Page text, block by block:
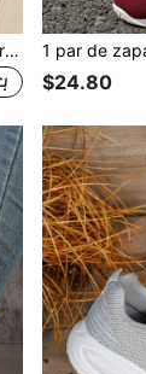
Zapatos tipo mocasín de lona ligera para mujer, zapatos de barco casuales, primavera/otoño
$24.80